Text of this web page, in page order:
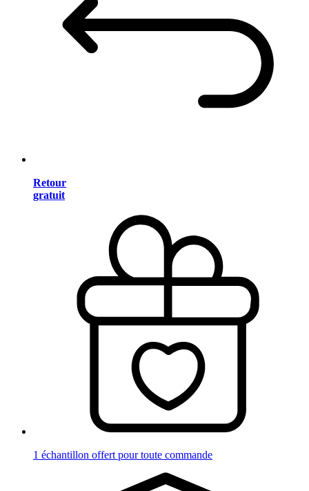
Retour
gratuit
1 échantillon offert pour toute commande